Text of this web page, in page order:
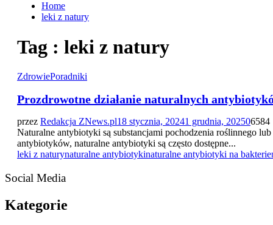
Home
leki z natury
Tag : leki z natury
ZdrowiePoradniki
Prozdrowotne działanie naturalnych
przez Redakcja ZNews.pl18 stycznia, 20241 grudnia, 202506584
Naturalne antybiotyki są substancjami pochodzenia roślinnego
antybiotyków, naturalne antybiotyki są często dostępne...
leki z naturynaturalne antybiotykinaturalne antybiotyki na bakterie
Social Media
Kategorie